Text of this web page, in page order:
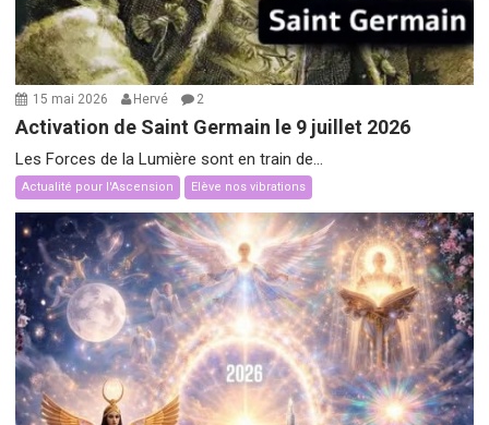
15 mai 2026 Hervé 2
Activation de Saint Germain le 9 juillet 2026
Les Forces de la Lumière sont en train de...
Actualité pour l'Ascension Elève nos vibrations